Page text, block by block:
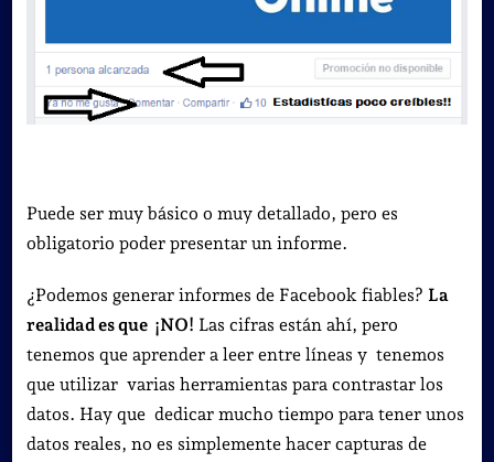
Puede ser muy básico o muy detallado, pero es
obligatorio poder presentar un informe.
¿Podemos generar informes de Facebook fiables? La
realidad es que ¡NO! Las cifras están ahí, pero
tenemos que aprender a leer entre líneas y tenemos
que utilizar varias herramientas para contrastar los
datos. Hay que dedicar mucho tiempo para tener unos
datos reales, no es simplemente hacer capturas de